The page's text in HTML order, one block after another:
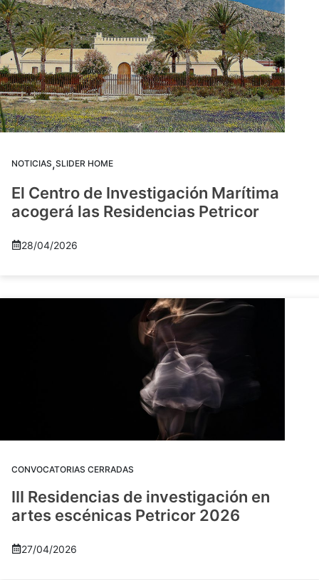
NOTICIAS,SLIDER HOME
El Centro de Investigación Marítima
acogerá las Residencias Petricor
28/04/2026
CONVOCATORIAS CERRADAS
III Residencias de investigación en
artes escénicas Petricor 2026
27/04/2026